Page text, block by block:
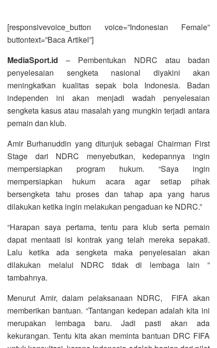
[responsivevoice_button voice=”Indonesian Female”
buttontext=”Baca Artikel”]
MediaSport.id – Pembentukan NDRC atau badan
penyelesaian sengketa nasional diyakini akan
meningkatkan kualitas sepak bola Indonesia. Badan
independen ini akan menjadi wadah penyelesaian
sengketa kasus atau masalah yang mungkin terjadi antara
pemain dan klub.
Amir Burhanuddin yang ditunjuk sebagai Chairman First
Stage dari NDRC menyebutkan, kedepannya ingin
mempersiapkan program hukum. “Saya ingin
mempersiapkan hukum acara agar setiap pihak
bersengketa tahu proses dan tahap apa yang harus
dilakukan ketika ingin melakukan pengaduan ke NDRC.”
“Harapan saya pertama, tentu para klub serta pemain
dapat mentaati isi kontrak yang telah mereka sepakati.
Lalu ketika ada sengketa maka penyelesaian akan
dilakukan melalui NDRC tidak di lembaga lain ”
tambahnya.
Menurut Amir, dalam pelaksanaan NDRC, FIFA akan
memberikan bantuan. “Tantangan kedepan adalah kita ini
merupakan lembaga baru. Jadi pasti akan ada
kekurangan. Tentu kita akan meminta bantuan DRC FIFA